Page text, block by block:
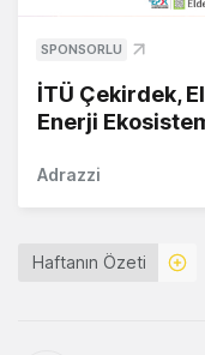
SPONSORLU
İTÜ Çekirdek,
Enerji
Adrazzi
Haftanın Özeti